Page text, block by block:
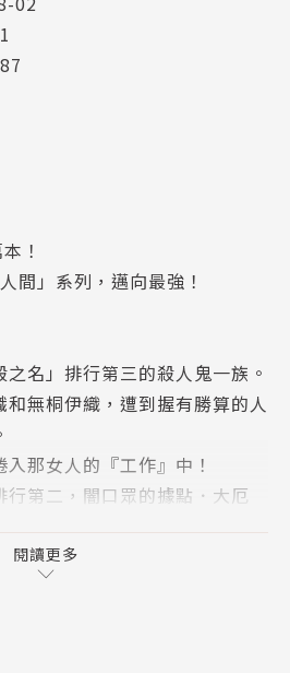
！
間」系列，邁向最強！
名」排行第三的殺人鬼一族。
無桐伊織，遭到握有勝算的人
那女人的『工作』中！
行第二，闇口眾的據點．大厄
再度席捲而來！
閱讀更多